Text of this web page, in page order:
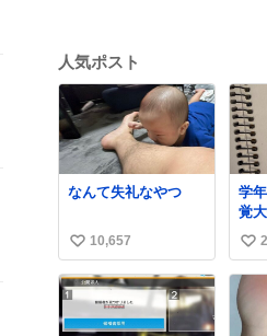
人気ポスト
なんて失礼なやつ
い
い
ね
数
10,657
学
覚
い
い
数